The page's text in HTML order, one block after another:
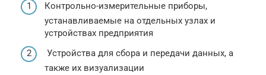
Контрольно-измерительные приборы,
устанавливаемые на отдельных узлах и
устройствах предприятия
Устройства для сбора и передачи данных, а
также их визуализации